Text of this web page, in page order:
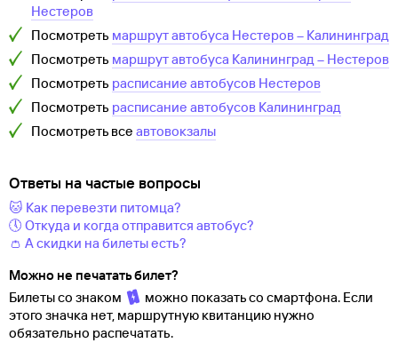
Нестеров
Посмотреть маршрут автобуса Нестеров– Калининград
Посмотреть маршрут автобуса Калининград– Нестеров
Посмотреть расписание автобусов Нестеров
Посмотреть расписание автобусов Калининград
Посмотреть все автовокзалы
Ответы на частые вопросы
🐱 Как перевезти питомца?
🕔 Откуда и когда отправится автобус?
👛 А скидки на билеты есть?
Можно не печатать билет?
Билеты со знаком
можно показать со смартфона. Если
этого значка нет, маршрутную квитанцию нужно
обязательно распечатать.